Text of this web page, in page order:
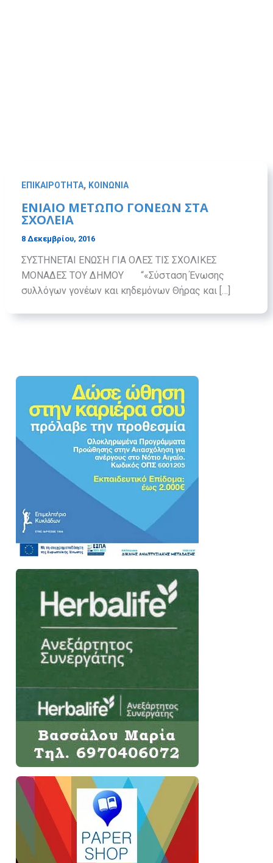
ΕΠΙΚΑΙΡΟΤΗΤΑ, ΚΟΙΝΩΝΙΑ
ΕΝΙΑΙΟ ΜΕΤΩΠΟ ΓΟΝΕΩΝ ΣΤΑ
ΣΧΟΛΕΙΑ
8 Δεκεμβρίου, 2016
ΣΥΣΤΗΝΕΤΑΙ ΕΝΩΣΗ ΓΙΑ ΟΛΕΣ ΤΙΣ ΣΧΟΛΙΚΕΣ
ΜΟΝΑΔΕΣ ΤΟΥ ΔΗΜΟΥ “«Σύσταση Ένωσης
συλλόγων γονέων και κηδεμόνων Θήρας και […]